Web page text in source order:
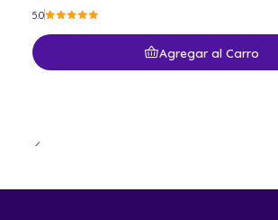
5.0
Agregar al Carro